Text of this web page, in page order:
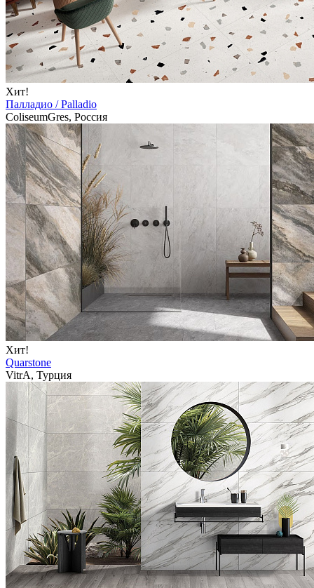
Хит!
Палладио / Palladio
ColiseumGres, Россия
Хит!
Quarstone
VitrA, Турция